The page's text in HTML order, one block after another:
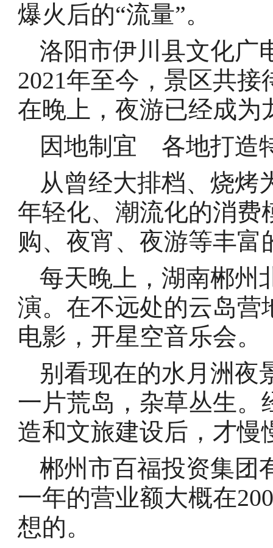
爆火后的“流量”。
洛阳市伊川县文化
2021年至今，景区共
在晚上，夜游已经成为
因地制宜 各地打造
从曾经大排档、烧烤
年轻化、潮流化的消费
购、夜宵、夜游等丰富
每天晚上，湖南郴州
演。在不远处的云岛营
电影，开星空音乐会。
别看现在的水月洲夜
一片荒岛，杂草丛生。
造和文旅建设后，才慢
郴州市百福投资集
一年的营业额大概在
想的。